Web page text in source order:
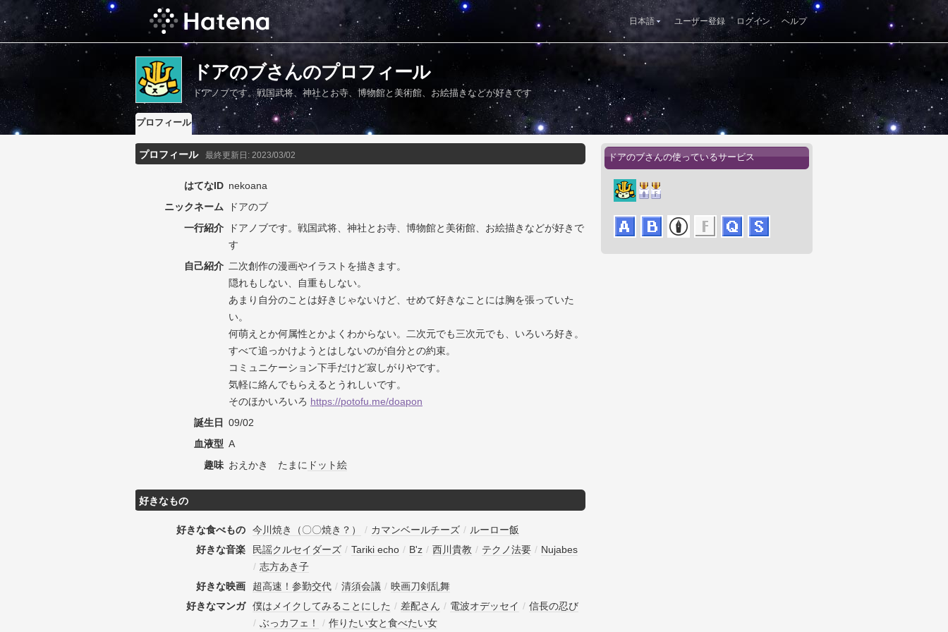
日本語 ユーザー登録 ログイン ヘルプ
ドアのブさんのプロフィール
ドアノブです。戦国武将、神社とお寺、博物館と美術館、お絵描きなどが好きです
プロフィール
プロフィール 最終更新日: 2023/03/02
はてなID nekoana
ニックネーム
ドアのブ
一行紹介
ドアノブです。戦国武将、神社とお寺、博物館と美術館、お絵描きなどが好きで
す
自己紹介 二次創作の漫画やイラストを描きます。
隠れもしない、自重もしない。
あまり自分のことは好きじゃないけど、せめて好きなことには胸を張っていた
い。
何萌えとか何属性とかよくわからない。二次元でも三次元でも、いろいろ好き。
すべて追っかけようとはしないのが自分との約束。
コミュニケーション下手だけど寂しがりやです。
気軽に絡んでもらえるとうれしいです。
そのほかいろいろ https://potofu.me/doapon
誕生日
09/02
血液型 A
趣味 おえかき たまに ドット絵
好きなもの
好きな食べもの 今川焼き（〇〇焼き？） / カマンベールチーズ / ルーロー飯
好きな音楽
民謡クルセイダーズ / Tariki echo / B'z / 西川貴教 / テクノ法要 / Nujabes
/ 志方あき子
好きな映画
超高速！参勤交代 / 清須会議 / 映画刀剣乱舞
好きなマンガ
僕はメイクしてみることにした / 差配さん / 電波オデッセイ / 信長の忍び
/ ぶっカフェ！ / 作りたい女と食べたい女
ドアのブさんの使っているサービス